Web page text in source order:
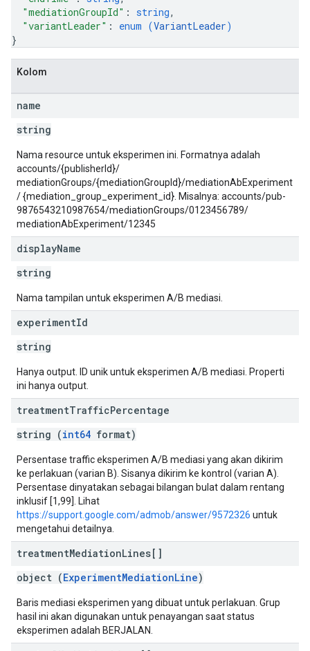
"mediationGroupId" : string,
"variantLeader" : enum (VariantLeader)
}
Kolom
name
string
Nama resource untuk eksperimen ini. Formatnya adalah
accounts/{publisherId}/
mediationGroups/{mediationGroupId}/mediationAbExperiment
/ {mediation_group_experiment_id}. Misalnya: accounts/pub-
9876543210987654/mediationGroups/0123456789/
mediationAbExperiment/12345
displayName
string
Nama tampilan untuk eksperimen A/B mediasi.
experimentId
string
Hanya output. ID unik untuk eksperimen A/B mediasi. Properti
ini hanya output.
treatmentTrafficPercentage
string (int64 format)
Persentase traffic eksperimen A/B mediasi yang akan dikirim
ke perlakuan (varian B). Sisanya dikirim ke kontrol (varian A).
Persentase dinyatakan sebagai bilangan bulat dalam rentang
inklusif [1,99]. Lihat
https://support.google.com/admob/answer/9572326 untuk
mengetahui detailnya.
treatmentMediationLines[]
object (ExperimentMediationLine)
Baris mediasi eksperimen yang dibuat untuk perlakuan. Grup
hasil ini akan digunakan untuk penayangan saat status
eksperimen adalah BERJALAN.